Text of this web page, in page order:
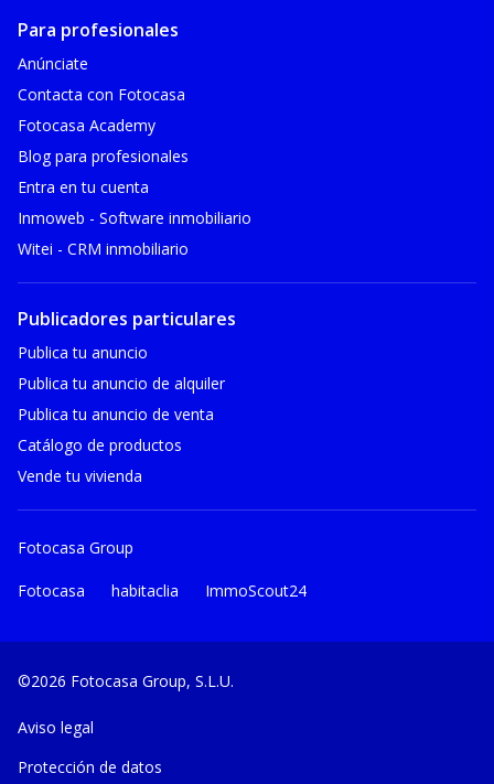
Para profesionales
Anúnciate
Contacta con Fotocasa
Fotocasa Academy
Blog para profesionales
Entra en tu cuenta
Inmoweb - Software inmobiliario
Witei - CRM inmobiliario
Publicadores particulares
Publica tu anuncio
Publica tu anuncio de alquiler
Publica tu anuncio de venta
Catálogo de productos
Vende tu vivienda
Fotocasa Group
Fotocasa habitaclia ImmoScout24
©2026 Fotocasa Group, S.L.U.
Aviso legal
Protección de datos